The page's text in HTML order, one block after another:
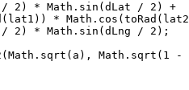
2) * Math.sin(dLat / 2) +
*
2) * Math.sin(dLng / 2);
Math.sqrt(1 -